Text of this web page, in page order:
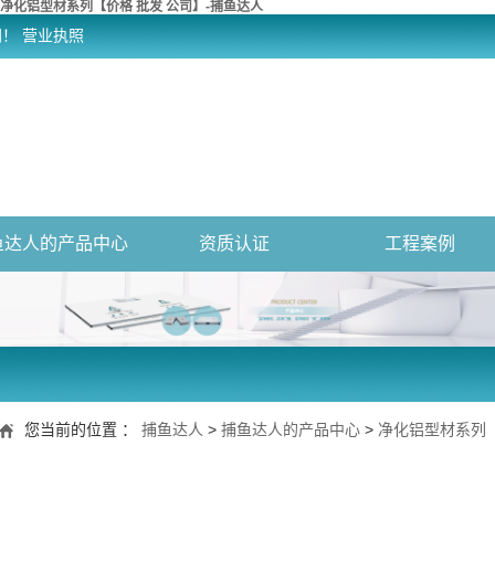
净化铝型材系列【价格 批发 公司】-捕鱼达人
营业执照
达人的产品中心 资质认证 工程案例
您当前的位置 ： 捕鱼达人 > 捕鱼达人的产品中心 > 净化铝型材系列